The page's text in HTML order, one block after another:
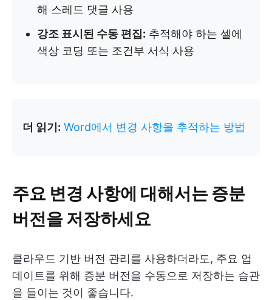
해 스레드 댓글 사용
강조 표시된 수동 편집: 추적해야 하는 셀에
색상 코딩 또는 조건부 서식 사용
더 읽기: Word에서 변경 사항을 추적하는 방법
주요 변경 사항에 대해서는 증분
버전을 저장하세요
클라우드 기반 버전 관리를 사용하더라도, 주요 업
데이트를 위해 증분 버전을 수동으로 저장하는 습관
을 들이는 것이 좋습니다.